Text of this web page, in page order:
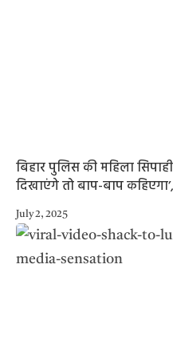
बिहार पुलिस की महिला
दिखाएंगे तो बाप-बाप
July 2, 2025